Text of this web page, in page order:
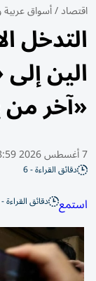
اقتصاد/أسواق عربية
التدخل
الين
«آخر
7 أغسطس 2026 08:59 صباحًا
دقائق القراءة - 6
استمع دقائق القراءة - 6